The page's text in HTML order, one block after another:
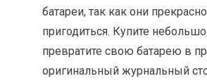
батареи, так как они
пригодиться. Купите
превратите свою батарею в
оригинальный журнальный